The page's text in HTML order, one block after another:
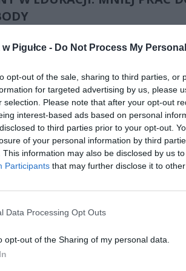
Pigułce - Do Not Process My
opt-out of the sale, sharing to third parties, or
for targeted advertising by us, please
selection. Please note that after your opt-out
interest-based ads based on personal
to third parties prior to your opt-out.
of your personal information by third
This information may also be disclosed by us
Participants that may further disclose it to
Data Processing Opt Outs
opt-out of the Sharing of my personal data.
zmniejszenia ilości prac domowych,
aktywnościach poza szkołą, a
powiedziała Nowacka.